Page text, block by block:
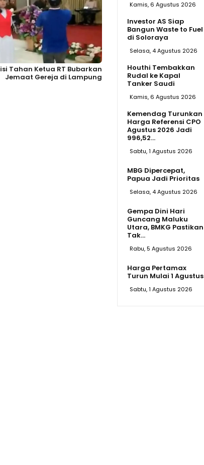
Tahan Ketua RT Bubarkan
Jemaat Gereja di Lampung
Kamis, 6 Agustus 2026
Investor AS Siap
Bangun Waste to Fuel
di Soloraya
Selasa, 4 Agustus 2026
Houthi Tembakkan
Rudal ke Kapal
Tanker Saudi
Kamis, 6 Agustus 2026
Kemendag Turunkan
Harga Referensi CPO
Agustus 2026 Jadi
996,52...
Sabtu, 1 Agustus 2026
MBG Dipercepat,
Papua Jadi Prioritas
Selasa, 4 Agustus 2026
Gempa Dini Hari
Guncang Maluku
Utara, BMKG Pastikan
Tak...
Rabu, 5 Agustus 2026
Harga Pertamax
Turun Mulai 1 Agustus
Sabtu, 1 Agustus 2026